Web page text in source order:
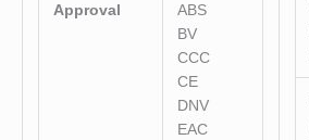
Approval
ABS
BV
CCC
CE
DNV
EAC